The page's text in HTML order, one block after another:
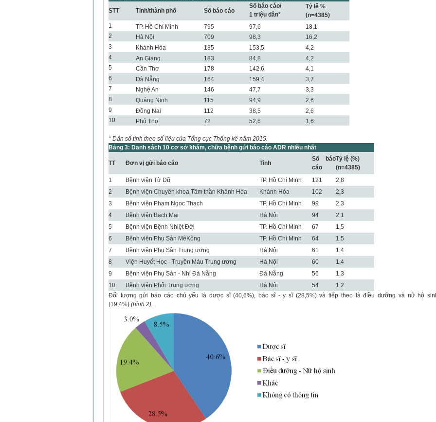
STT Tỉnh/thành phố Số báo cáo
Số báo cáo/
1 triệu dân*
Tỷ lệ %
(n=4385)
1
TP. Hồ Chí Minh 795 97,6
18,1
2
Hà Nội 709 98,3
16,2
3
Khánh Hòa 185 153,5
4,2
4
An Giang 183 84,8
4,2
5
Cần Thơ 178 142,6
4,1
6
Đà Nẵng 164 159,4
3,7
7
Nghệ An 146 47,7
3,3
8
Quảng Ninh 115 94,9
2,6
9
Đồng Nai 112 38,5
2,6
10
Phú Thọ 72 52,6 1,6
* Dân số tính theo số liệu của Tổng cục Thống kê năm 2015.
Bảng 3: Danh sách 10 cơ sở khám, chữa bệnh gửi báo cáo ADR nhiều nhất
TT Đơn vị gửi báo cáo Tỉnh
Số báo
cáo
Tỷ lệ (%)
(n=4385)
1
Bệnh viện Từ Dũ TP. Hồ Chí Minh 121
2,8
2
Bệnh viện Chuyên khoa Tâm thần Khánh Hòa Khánh Hòa 102
2,3
3
Bệnh viện Phạm Ngọc Thạch TP. Hồ Chí Minh 99
2,3
4
Bệnh viện Bạch Mai Hà Nội 94
2,1
5
Bệnh viện Bệnh Nhiệt Đới TP. Hồ Chí Minh 67
1,5
6
Bệnh viện Phụ Sản MêKông TP. Hồ Chí Minh 64
1,5
7
Bệnh viện Phụ Sản Trung ương Hà Nội 61
1,4
8
Viện Huyết Học - Truyền Máu Trung ương Hà Nội 60
1,4
9
Bệnh viện Phụ Sản - Nhi Đà Nẵng Đà Nẵng 56
1,3
10
Bệnh viện Phổi Trung ương Hà Nội 54
1,2
Đối tượng gửi báo cáo chủ yếu là dược sĩ (40,6%), bác sĩ - y sĩ (28,5%) và tiếp theo là điều dưỡng và nữ hộ
(19,4%) (hình 2).